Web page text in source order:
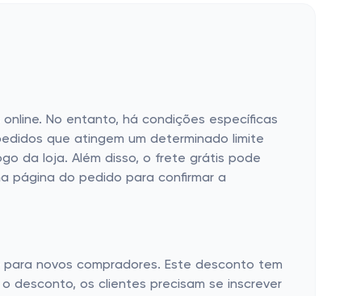
No entanto, há condições específicas
que atingem um determinado limite
da loja. Além disso, o frete grátis pode
página do pedido para confirmar a
novos compradores. Este desconto tem
desconto, os clientes precisam se inscrever